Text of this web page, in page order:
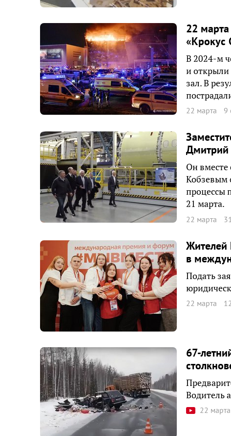
22
«Крокус
В 2024-м
и открыли
зал. В
22 марта 9
Дмитрий
Он вместе
Кобзевым
процессы
21 марта.
22 марта
Жителей
в
Подать
22 марта
67-
Водитель
22 марта